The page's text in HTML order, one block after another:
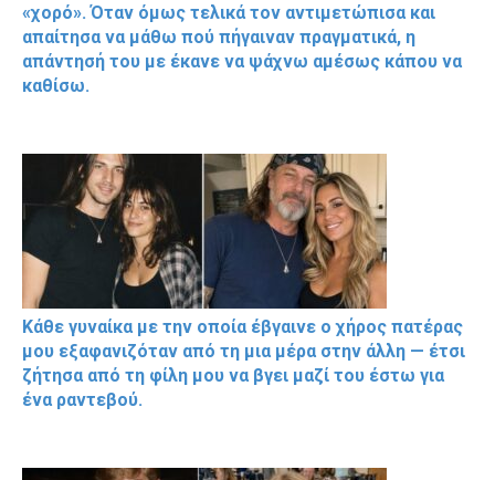
«χορό». Όταν όμως τελικά τον αντιμετώπισα και
απαίτησα να μάθω πού πήγαιναν πραγματικά, η
απάντησή του με έκανε να ψάχνω αμέσως κάπου να
καθίσω.
Κάθε γυναίκα με την οποία έβγαινε ο χήρος πατέρας
μου εξαφανιζόταν από τη μια μέρα στην άλλη — έτσι
ζήτησα από τη φίλη μου να βγει μαζί του έστω για
ένα ραντεβού.